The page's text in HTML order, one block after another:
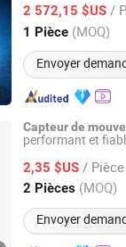
2 572,15 $US /
1 Pièce (MOQ)
Envoyer
Depuis
Capteurde
performant et
2,35 $US / Pièce
2 Pièces (MOQ)
Envoyer
Technology Co.,
Depuis 2010